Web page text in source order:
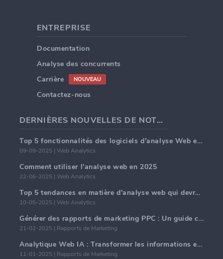
ENTREPRISE
Documentation
Analyse des concurrents
Carrière
NOUVEAU
Contactez-nous
DERNIÈRES NOUVELLES DE NOTRE BLOG
Top 5 fonctionnalités des logiciels d'analyse Web en 2025
09-09-2025 | Web Analytics
Comment utiliser l'analyse web en 2025
22-06-2025 | Web Analytics
Top 5 tendances en matière d'analyse web qui devraient dominer en 2025
10-05-2025 | Web Analytics
Générer des rapports de marketing PPC : Un guide complet
21-02-2025 | Rapports de Marketing
Analytique Web IA : Transformer les informations en données avec précision
11-01-2025 | Rapports de Marketing